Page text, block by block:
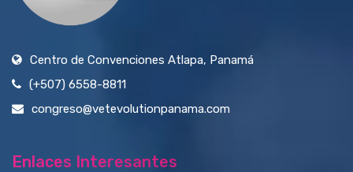
Centro de Convenciones Atlapa, Panamá
(+507) 6558-8811
congreso@vetevolutionpanama.com
Enlaces Interesantes